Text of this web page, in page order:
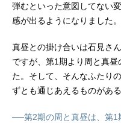
弾むといった意図してない
感が出るようになりました。
真昼との掛け合いは石見さ
ですが、第1期より周と真
た。そして、そんなふたり
ずとも通じあえるものがあ
──第2期の周と真昼は、第1